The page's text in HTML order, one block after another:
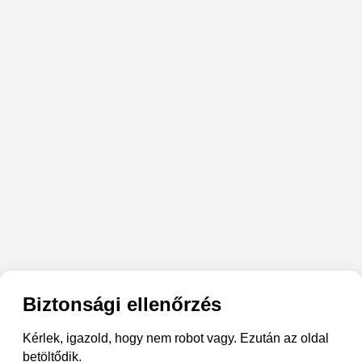
Biztonsági ellenőrzés
Kérlek, igazold, hogy nem robot vagy. Ezután az oldal
betöltődik.